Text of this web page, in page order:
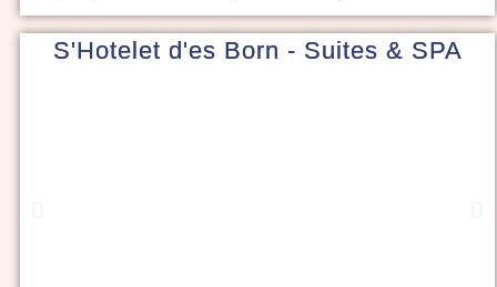
S'Hotelet d'es Born - Suites & SPA